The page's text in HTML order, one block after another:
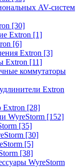
AV-систем
[30]
Extron [1]
[6]
Extron [3]
Extron [11]
коммутаторы
Extron
Extron [28]
WyreStorm [152]
[35]
[30]
[5]
[38]
WyreStorm